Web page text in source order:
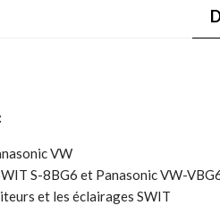
VW
S-8BG6 et Panasonic VW-
et les éclairages SWIT